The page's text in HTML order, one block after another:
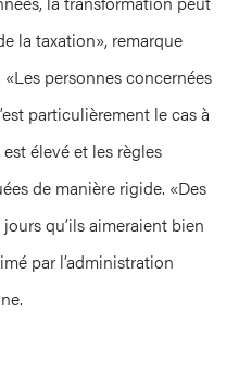
la taxation», remarque
personnes concernées
particulièrement le cas à
élevé et les règles
de manière rigide. «Des
qu’ils aimeraient bien
par l’administration